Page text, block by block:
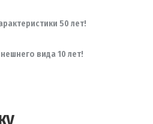
50 лет!
вида 10 лет!